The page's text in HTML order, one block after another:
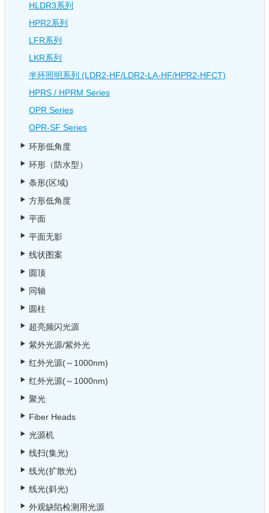
HLDR3系列
HPR2系列
LFR系列
LKR系列
半环照明系列 (LDR2-HF/LDR2-LA-HF/HPR2-HFCT)
HPRS / HPRM Series
OPR Series
OPR-SF Series
环形低角度
环形（防水型）
条形(区域)
方形低角度
平面
平面无影
线状图案
圆顶
同轴
圆柱
超亮频闪光源
紫外光源/紫外光
红外光源(～1000nm)
红外光源(～1000nm)
聚光
Fiber Heads
光源机
线扫(集光)
线光(扩散光)
线光(斜光)
外观缺陷检测用光源